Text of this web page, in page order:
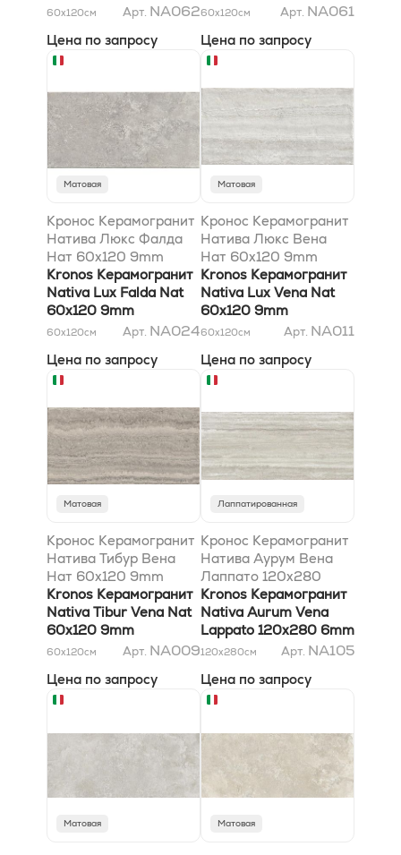
60x120см Арт. NA062
Цена по запросу
60x120см Арт. NA061
Цена по запросу
Матовая
Кронос Керамогранит
Натива Люкс Фалда
Нат 60x120 9mm
Kronos Керамогранит
Nativa Lux Falda Nat
60x120 9mm
60x120см Арт. NA024
Цена по запросу
Матовая
Кронос Керамогранит
Натива Люкс Вена
Нат 60x120 9mm
Kronos Керамогранит
Nativa Lux Vena Nat
60x120 9mm
60x120см Арт. NA011
Цена по запросу
Матовая
Кронос Керамогранит
Натива Тибур Вена
Нат 60x120 9mm
Kronos Керамогранит
Nativa Tibur Vena Nat
60x120 9mm
60x120см Арт. NA009
Цена по запросу
Лаппатированная
Кронос Керамогранит
Натива Аурум Вена
Лаппато 120x280
6mm
Kronos Керамогранит
Nativa Aurum Vena
Lappato 120x280 6mm
120x280см Арт. NA105
Цена по запросу
Матовая Матовая